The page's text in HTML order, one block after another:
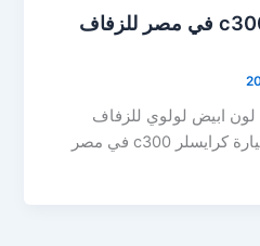
ايجار سيارة كرايسلر c300 في مصر للزفاف
ايجار سيارة كرايسلر c300 لون ابيض لولوي للزفاف
والسياحة في مصر ايجار سيارة كرايسلر c300 في مصر